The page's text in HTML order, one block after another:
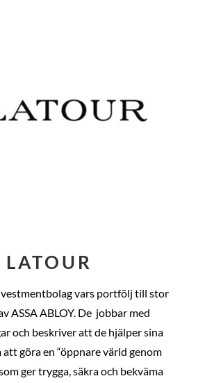
LATOUR
vars portfölj till stor
ASSA ABLOY. De jobbar med
och beskriver att de hjälper sina
att göra en “öppnare värld genom
ger trygga, säkra och bekväma